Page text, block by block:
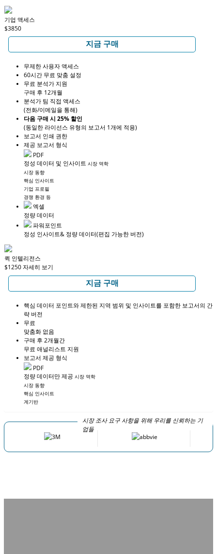
기업 액세스
$3850
지금 구매
무제한 사용자 액세스
60시간 무료 맞춤 설정
무료 분석가 지원
구매 후 12개월
분석가 팀 직접 액세스
(전화/이메일을 통해)
다음 구매 시 25% 할인
(동일한 라이선스 유형의 보고서 1개에 적용)
보고서 인쇄 권한
제공 보고서 형식
PDF
정성 데이터 및 인사이트 시장 역학
시장 동향
핵심 인사이트
기업 프로필
경쟁 환경 등
엑셀
정량 데이터
파워포인트
정성 인사이트& 정량 데이터(편집 가능한 버전)
퀵 인텔리전스
$1250자세히 보기
지금 구매
핵심 데이터 포인트와 제한된 지역 범위 및 인사이트를 포함한 보고서의 간
략 버전
무료
맞춤화 없음
구매 후 2개월간
무료 애널리스트 지원
보고서 제공 형식
PDF
정량 데이터만 제공 시장 역학
시장 동향
핵심 인사이트
계기반
시장 조사 요구 사항을 위해 우리를 신뢰하는 기
업들